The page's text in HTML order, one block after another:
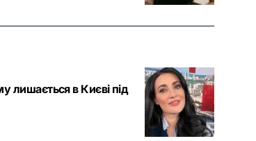
лишається в Києві під